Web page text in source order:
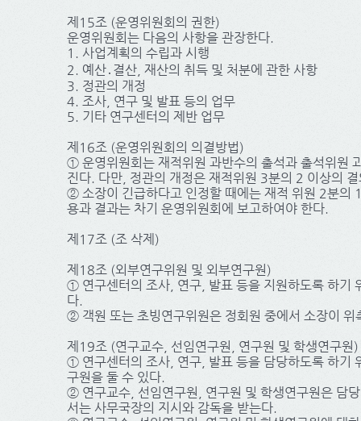
제15조 (운영위원회의 권한)
운영위원회는 다음의 사항을 관장한다.
1. 사업계획의 수립과 시행
2. 예산․결산, 재산의 취득 및 처분에 관한 사항
3. 정관의 개정
4. 조사, 연구 및 발표 등의 업무
5. 기타 연구센터의 제반 업무
제16조 (운영위원회의 의결방법)
① 운영위원회는 재적위원 과반수의 출석과 출석위원
진다. 다만, 정관의 개정은 재적위원 3분의 2 이상의
② 소장이 긴급하다고 인정할 때에는 재적 위원 2분의
용과 결과는 차기 운영위원회에 보고하여야 한다.
제17조 (조 삭제)
제18조 (외부연구위원 및 외부연구원)
① 연구센터의 조사, 연구, 발표 등을 지원하도록 하기
다.
② 객원 또는 초빙연구위원은 정회원 중에서 소장이 위
제19조 (연구교수, 선임연구원, 연구원 및 학생연구원)
① 연구센터의 조사, 연구, 발표 등을 담당하도록 하기
구원을 둘 수 있다.
② 연구교수, 선임연구원, 연구원 및 학생연구원은 담
서는 사무국장의 지시와 감독을 받는다.